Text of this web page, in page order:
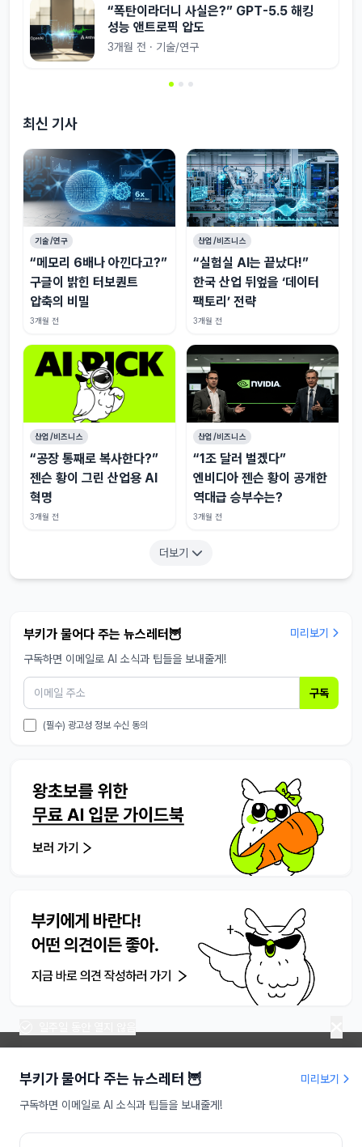
“폭탄이라더니 사실은?” GPT-5.5 해킹
성능 앤트로픽 압도
3개월 전 · 기술/연구
최신 기사
기술/연구
“메모리 6배나 아낀다고?”
구글이 밝힌 터보퀀트
압축의 비밀
3개월 전
산업/비즈니스
“실험실 AI는 끝났다!”
한국 산업 뒤엎을 ‘데이터
팩토리’ 전략
3개월 전
산업/비즈니스
“공장 통째로 복사한다?”
젠슨 황이 그린 산업용 AI
혁명
3개월 전
산업/비즈니스
“1조 달러 벌겠다”
엔비디아 젠슨 황이 공개한
역대급 승부수는?
3개월 전
더보기
미리보기
부키가 물어다 주는 뉴스레터 🦉
구독하면 이메일로 AI 소식과 팁들을 보내줄게!
부키가 물어다 주는 뉴스레터🦉
미리보기
구독하면 이메일로 AI 소식과 팁들을 보내줄게!
구독
(필수) 광고성 정보 수신 동의
라이프해킹주식회사 | 대표 송명진
사업자등록번호 : 479-81-01709